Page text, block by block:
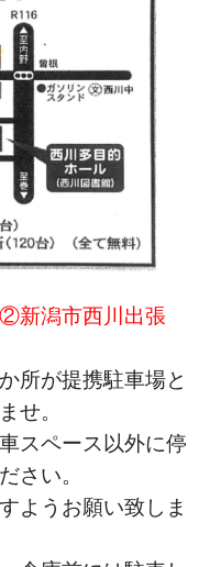
潟市西川出張
所が提携駐車場と
せ。
スペース以外に停
さい。
ようお願い致しま